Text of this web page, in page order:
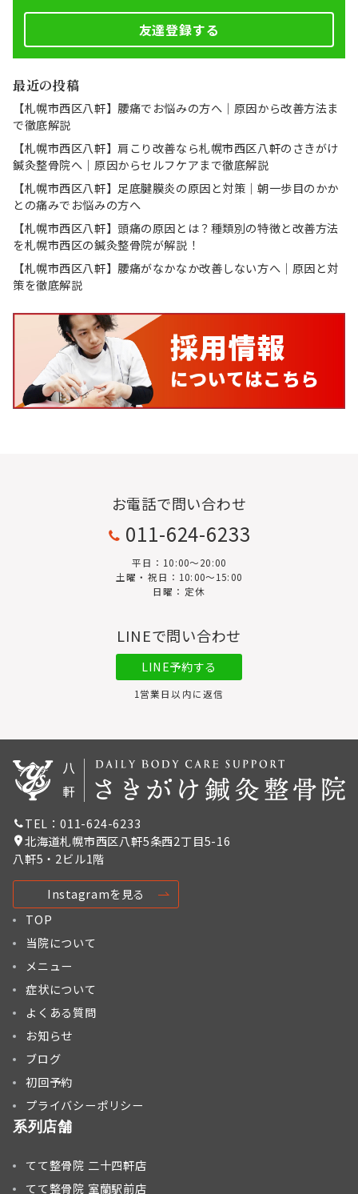
友達登録する
最近の投稿
【札幌市西区八軒】腰痛でお悩みの方へ｜原因から改善方法ま
で徹底解説
【札幌市西区八軒】肩こり改善なら札幌市西区八軒のさきがけ
鍼灸整骨院へ｜原因からセルフケアまで徹底解説
【札幌市西区八軒】足底腱膜炎の原因と対策｜朝一歩目のかか
との痛みでお悩みの方へ
【札幌市西区八軒】頭痛の原因とは？種類別の特徴と改善方法
を札幌市西区の鍼灸整骨院が解説！
【札幌市西区八軒】腰痛がなかなか改善しない方へ｜原因と対
策を徹底解説
お電話で問い合わせ
011-624-6233
平日：10:00〜20:00
土曜・祝日：10:00～15:00
日曜：定休
LINEで問い合わせ
LINE予約する
1営業日以内に返信
TEL：011-624-6233
北海道札幌市西区八軒5条西2丁目5-16
八軒5・2ビル1階
Instagramを見る
TOP
当院について
メニュー
症状について
よくある質問
お知らせ
ブログ
初回予約
プライバシーポリシー
系列店舗
てて整骨院 二十四軒店
てて整骨院 室蘭駅前店